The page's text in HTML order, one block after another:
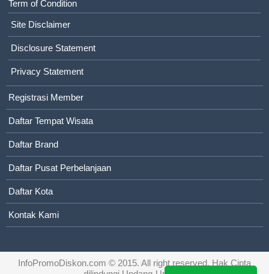
Term of Condition
Site Disclaimer
Disclosure Statement
Privacy Statement
Registrasi Member
Daftar Tempat Wisata
Daftar Brand
Daftar Pusat Perbelanjaan
Daftar Kota
Kontak Kami
InfoPromoDiskon.com © 2015. All right reserved. Hak Cipta